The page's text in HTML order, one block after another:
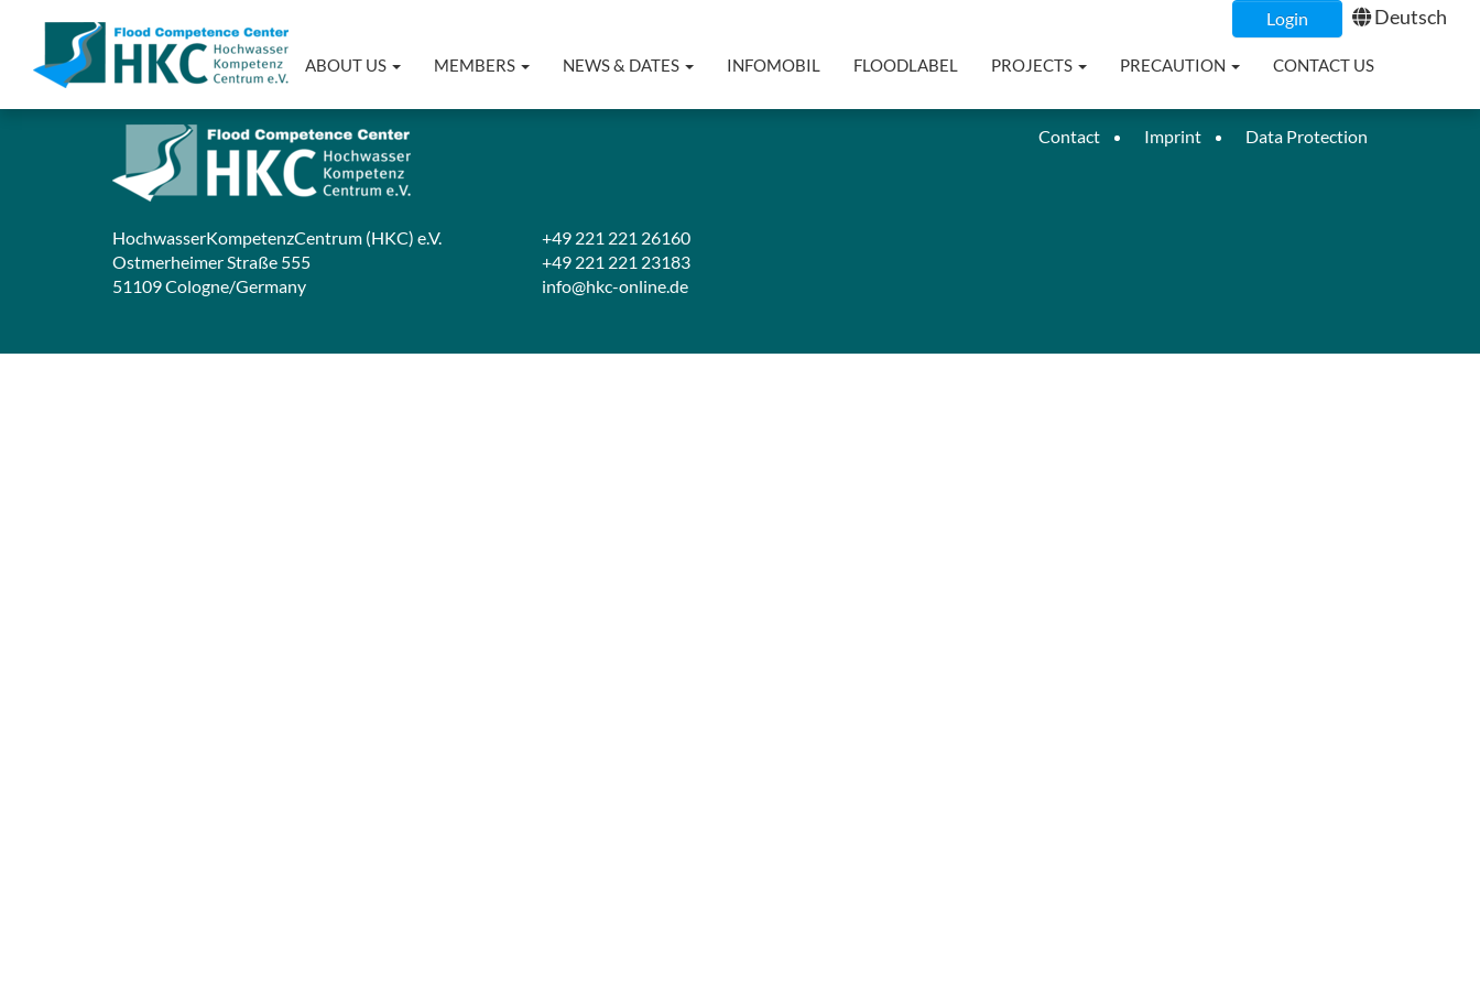
Login Deutsch
ABOUT US MEMBERS NEWS & DATES INFOMOBIL FLOODLABEL PROJECTS PRECAUTION CONTACT US
You are here:Home>
Contact Imprint Data Protection
HochwasserKompetenzCentrum (HKC) e.V.
Ostmerheimer Straße 555
51109 Cologne/Germany
+49 221 221 26160
+49 221 221 23183
info@hkc-online.de